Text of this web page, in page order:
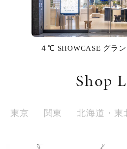
ファッションテイスト
着用シーン
リングサイズ
４℃ SHOWCASE グラ
Shop
東京 関東 北海道・東